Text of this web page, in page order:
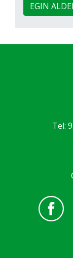
EGIN
Tel: